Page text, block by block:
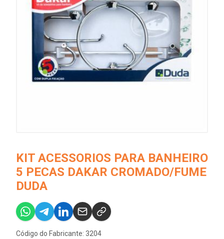
KIT ACESSORIOS PARA BANHEIRO
5 PECAS DAKAR CROMADO/FUME
DUDA
Código do Fabricante: 3204